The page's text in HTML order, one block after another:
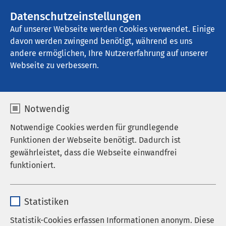
Datenschutzeinstellungen
Auf unserer Webseite werden Cookies verwendet. Einige
davon werden zwingend benötigt, während es uns
andere ermöglichen, Ihre Nutzererfahrung auf unserer
Webseite zu verbessern.
Notwendig
Notwendige Cookies werden für grundlegende
Funktionen der Webseite benötigt. Dadurch ist
gewährleistet, dass die Webseite einwandfrei
funktioniert.
Anbieter sgalinski
Statistiken
Statistik-Cookies erfassen Informationen anonym. Diese
AMEOS Klinikum Bremen
29.01.2026 AMEOS Klinikum Bremen
Den Einstieg erleichtern
Patientinnen und Patienten erfordert
Erfahrung, fachliches Wissen und